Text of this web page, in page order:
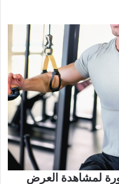
لمشاهدة العرض